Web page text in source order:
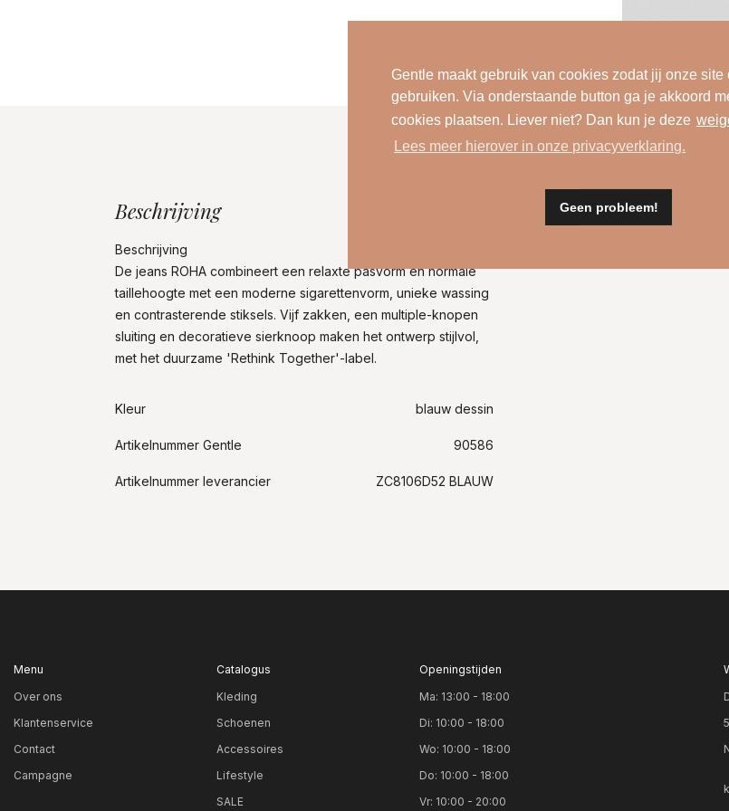
Gentle maakt gebruik van cookies zodat jij onze site
gebruiken. Via onderstaande button ga je akkoord
cookies plaatsen. Liever niet? Dan kun je deze
Lees meer hierover in onze privacyverklaring.
Geen probleem!
Beschrijving
Beschrijving
De jeans ROHA combineert een relaxte pasvorm en normale
taillehoogte met een moderne sigarettenvorm, unieke wassing
en contrasterende stiksels. Vijf zakken, een multiple-knopen
sluiting en decoratieve sierknoop maken het ontwerp stijlvol,
met het duurzame 'Rethink Together'-label.
Kleur blauw dessin
Artikelnummer Gentle 90586
Artikelnummer leverancier ZC8106D52 BLAUW
Menu
Over ons
Klantenservice
Contact
Campagne
Catalogus
Kleding
Schoenen
Accessoires
Lifestyle
SALE
Openingstijden
Ma: 13:00 - 18:00
Di: 10:00 - 18:00
Wo: 10:00 - 18:00
Do: 10:00 - 18:00
Vr: 10:00 - 20:00